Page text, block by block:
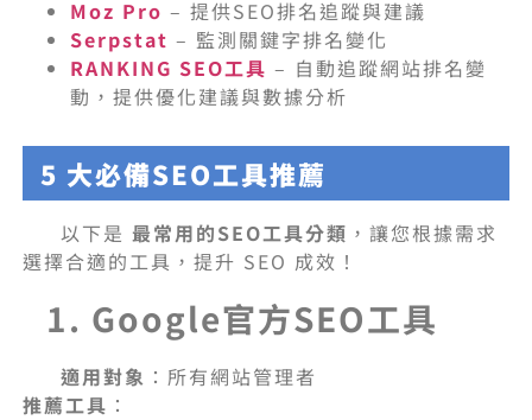
Moz Pro – 提供SEO排名追蹤與建議
Serpstat – 監測關鍵字排名變化
RANKING SEO工具 – 自動追蹤網站排名變
動，提供優化建議與數據分析
5 大必備SEO工具推薦
以下是 最常用的SEO工具分類 ，讓您根據需求
選擇合適的工具，提升 SEO 成效！
1. Google官方SEO工具
適用對象 ：所有網站管理者
推薦工具 ：